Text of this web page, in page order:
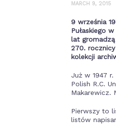
MARCH 9, 2015
9 września
Pułaskiego
lat
270.
kolekcji
Już w 1947
Polish R.C.
Makarewicz.
Pierwszy to
listów